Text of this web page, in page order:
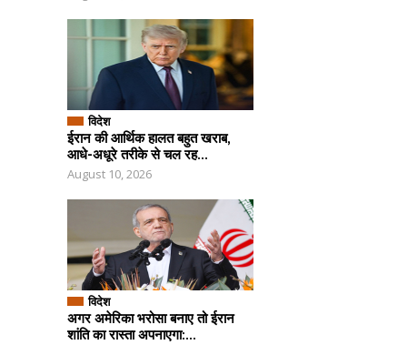
विदेश
ईरान की आर्थिक हालत बहुत खराब,
आधे-अधूरे तरीके से चल रह...
August 10, 2026
विदेश
अगर अमेरिका भरोसा बनाए तो ईरान
शांति का रास्ता अपनाएगा:...